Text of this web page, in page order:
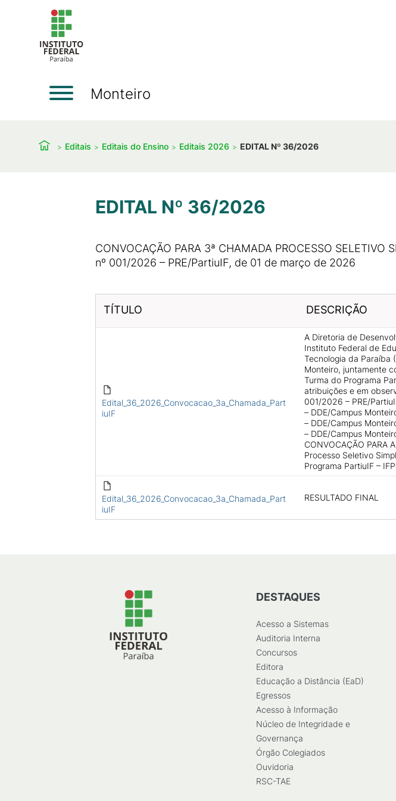
Monteiro
Editais Editais do Ensino Editais 2026 EDITAL Nº 36/2026
EDITAL Nº 36/2026
CONVOCAÇÃO PARA 3ª CHAMADA PROCESSO SELETIVO
nº 001/2026 – PRE/PartiuIF, de 01 de março de 2026
TÍTULO DESCRIÇÃO
Edital_36_2026_Convocacao_3a_Chamada_Part
iuIF
A Diretoria de
Instituto Federal de
Tecnologia da Paraíba
Monteiro, juntamente
Turma do Programa
atribuições e em
001/2026 – PRE/
– DDE/Campus
– DDE/Campus
– DDE/Campus
CONVOCAÇÃO PARA
Processo Seletivo
Programa PartiuIF –
Edital_36_2026_Convocacao_3a_Chamada_Part
iuIF
RESULTADO FINAL
DESTAQUES
Acesso a Sistemas
Auditoria Interna
Concursos
Editora
Educação a Distância (EaD)
Egressos
Acesso à Informação
Núcleo de Integridade e
Governança
Órgão Colegiados
Ouvidoria
RSC-TAE